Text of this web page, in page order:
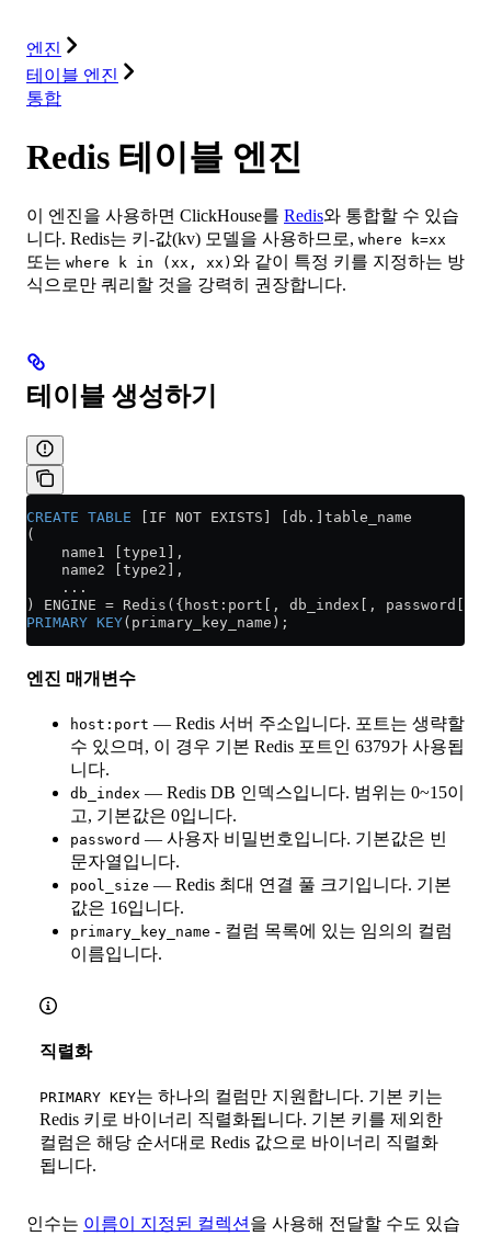
엔진
테이블 엔진
통합
Redis 테이블 엔진
이 엔진을 사용하면 ClickHouse를 Redis와 통합할 수 있습
니다. Redis는 키-값(kv) 모델을 사용하므로, where k=xx
또는 where k in (xx, xx) 와 같이 특정 키를 지정하는 방
식으로만 쿼리할 것을 강력히 권장합니다.
테이블 생성하기
CREATE TABLE [IF NOT EXISTS] [db.]table_name
(
    name1 [type1],
    name2 [type2],
    ...
) ENGINE = Redis({host:port[, db_index[,
PRIMARY KEY(primary_key_name);
엔진 매개변수
host:port — Redis 서버 주소입니다. 포트는 생략할
수 있으며, 이 경우 기본 Redis 포트인 6379가 사용됩
니다.
db_index — Redis DB 인덱스입니다. 범위는 0~15이
고, 기본값은 0입니다.
password — 사용자 비밀번호입니다. 기본값은 빈
문자열입니다.
pool_size — Redis 최대 연결 풀 크기입니다. 기본
값은 16입니다.
primary_key_name - 컬럼 목록에 있는 임의의 컬럼
이름입니다.
직렬화
PRIMARY KEY는 하나의 컬럼만 지원합니다. 기본 키는
Redis 키로 바이너리 직렬화됩니다. 기본 키를 제외한
컬럼은 해당 순서대로 Redis 값으로 바이너리 직렬화
됩니다.
인수는 이름이 지정된 컬렉션 을 사용해 전달할 수도 있습